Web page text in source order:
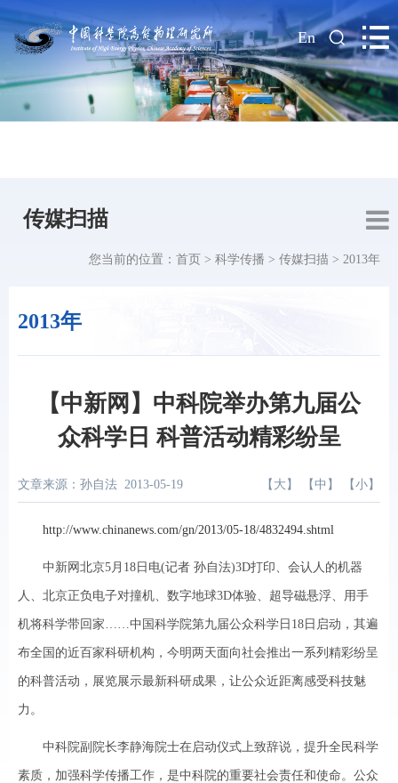
| En
传媒扫描
2013年
您当前的位置： 首页 > 科学传播 > 传媒扫描 > 2013年
【中新网】中科院举办第九届公
众科学日 科普活动精彩纷呈
文章来源：孙自法 2013-05-19 【 大 】 【 中 】 【 小 】
http://www.chinanews.com/gn/2013/05-18/4832494.shtml
中新网北京5月18日电(记者 孙自法)3D打印、会认人的机器
人、北京正负电子对撞机、数字地球3D体验、超导磁悬浮、用手
机将科学带回家……中国科学院第九届公众科学日18日启动，其遍
布全国的近百家科研机构，今明两天面向社会推出一系列精彩纷呈
的科普活动，展览展示最新科研成果，让公众近距离感受科技魅
力。
中科院副院长李静海院士在启动仪式上致辞说，提升全民科学
素质，加强科学传播工作，是中科院的重要社会责任和使命。公众